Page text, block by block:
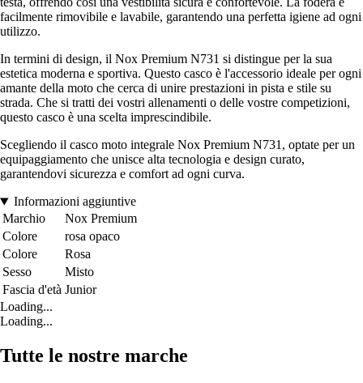
facilmente rimovibile e lavabile, garantendo una perfetta igiene ad ogni
utilizzo.
In termini di design, il Nox Premium N731 si distingue per la sua
estetica moderna e sportiva. Questo casco è l'accessorio ideale per ogni
amante della moto che cerca di unire prestazioni in pista e stile su
strada. Che si tratti dei vostri allenamenti o delle vostre competizioni,
questo casco è una scelta imprescindibile.
Scegliendo il casco moto integrale Nox Premium N731, optate per un
equipaggiamento che unisce alta tecnologia e design curato,
garantendovi sicurezza e comfort ad ogni curva.
Informazioni aggiuntive
Marchio
Nox Premium
Colore
rosa opaco
Colore
Rosa
Sesso
Misto
Fascia d'età Junior
Loading...
Loading...
Tutte le nostre marche